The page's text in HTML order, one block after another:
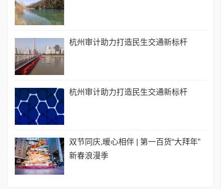
杭州审计助力打造民生交通新标杆
杭州审计助力打造民生交通新标杆
双节同庆,暖心相伴 | 第一百货“大拜年”
新春浪漫季